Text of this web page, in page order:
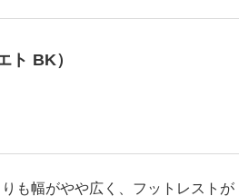
ト BK）
も幅がやや広く、フットレストが